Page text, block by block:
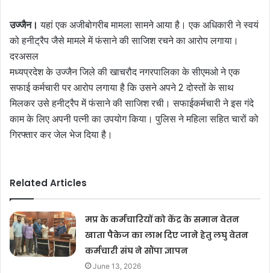
उज्जैन। यहां एक अजीबोगरीब मामला सामने आया है। एक अधिकारी ने स्वयं
को हनीट्रैप जैसे मामले में फंसाने की साजिश रचने का आरोप लगाया।
दरअसल
मध्यप्रदेश के उज्जैन जिले की खाचरौद नगरपालिका के सीएमओ ने एक
सफाई कर्मचारी पर आरोप लगाया है कि उसने अपने 2 दोस्तों के साथ
मिलकर उसे हनीट्रैप में फंसाने की साजिश रची। सफाईकर्मचारी ने इस गंदे
काम के लिए अपनी पत्नी का उपयोग किया। पुलिस ने महिला सहित चारों को
गिरफ्तार कर जेल भेज दिया है।
Related Articles
मप्र के कर्मचारियों को केंद्र के समान वेतन
खाता पैकेज का लाभ दिए जाने हेतु लघु वेतन
कर्मचारी संघ ने सौंपा ज्ञापन
June 13, 2026